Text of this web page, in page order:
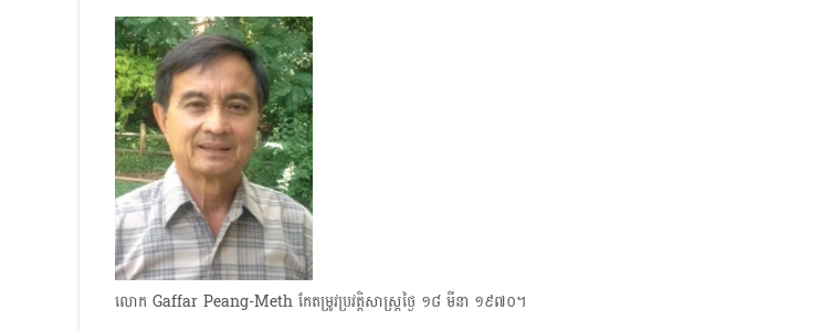
លោក Gaffar Peang-Meth កែតម្រូវប្រវត្តិសាស្ត្រថ្ងៃ ១៨ មីនា​ ១៩៧០។